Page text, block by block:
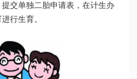
交单独二胎申请表，在计生办
行生育。